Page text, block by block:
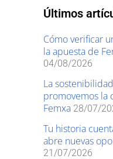
Últimos
Cómo verificar
la apuesta de
04/08/2026
La
promovemos la
Femxa 28/07/
Tu historia
abre nuevas
21/07/2026